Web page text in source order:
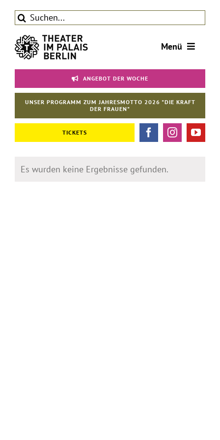
Inhalt
springen
Suche
Menü
Tickets
Theater
ANGEBOT DER WOCHE
UNSER PROGRAMM ZUM JAHRESMOTTO 2026 "DIE KRAFT
DER FRAUEN"
TICKETS
Hinweis
Es wurden keine Ergebnisse gefunden.